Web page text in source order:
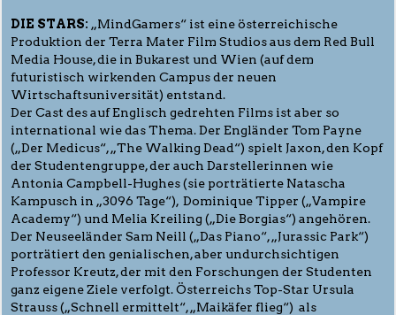
DIE STARS: „MindGamers“ ist eine österreichische
Produktion der Terra Mater Film Studios aus dem Red Bull
Media House, die in Bukarest und Wien (auf dem
futuristisch wirkenden Campus der neuen
Wirtschaftsuniversität) entstand.
Der Cast des auf Englisch gedrehten Films ist aber so
international wie das Thema. Der Engländer Tom Payne
(„Der Medicus“, „The Walking Dead“) spielt Jaxon, den Kopf
der Studentengruppe, der auch Darstellerinnen wie
Antonia Campbell-Hughes (sie porträtierte Natascha
Kampusch in „3096 Tage“), Dominique Tipper („Vampire
Academy“) und Melia Kreiling („Die Borgias“) angehören.
Der Neuseeländer Sam Neill („Das Piano“, „Jurassic Park“)
porträtiert den genialischen, aber undurchsichtigen
Professor Kreutz, der mit den Forschungen der Studenten
ganz eigene Ziele verfolgt. Österreichs Top-Star Ursula
Strauss („Schnell ermittelt“, „Maikäfer flieg“) als